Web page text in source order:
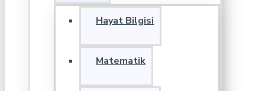
Hayat Bilgisi
Matematik